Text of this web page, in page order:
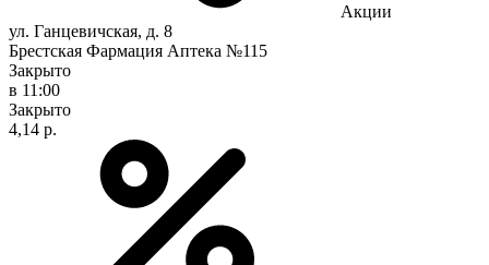
Акции
ул. Ганцевичская, д. 8
Брестская Фармация Аптека №115
Закрыто
в 11:00
Закрыто
4,14 р.